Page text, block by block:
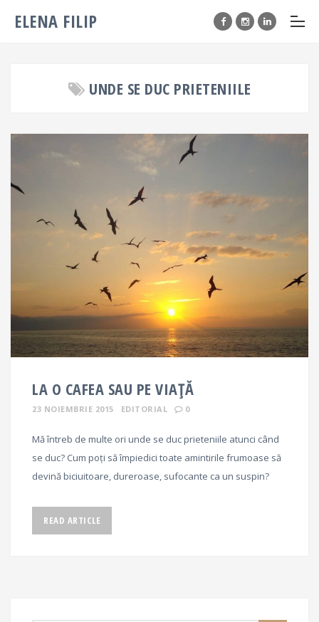
ELENA FILIP
UNDE SE DUC PRIETENIILE
LA O CAFEA SAU PE VIAȚĂ
23 NOIEMBRIE 2015 EDITORIAL 0
Mă întreb de multe ori unde se duc prieteniile atunci când
se duc? Cum poți să împiedici toate amintirile frumoase să
devină biciuitoare, dureroase, sufocante ca un suspin?
READ ARTICLE